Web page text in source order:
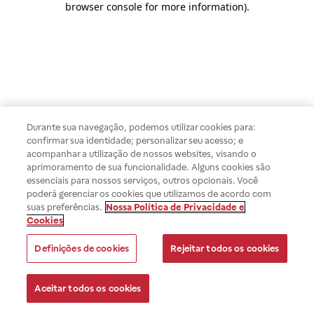
browser console for more information).
Durante sua navegação, podemos utilizar cookies para:
confirmar sua identidade; personalizar seu acesso; e
acompanhar a utilização de nossos websites, visando o
aprimoramento de sua funcionalidade. Alguns cookies são
essenciais para nossos serviços, outros opcionais. Você
poderá gerenciar os cookies que utilizamos de acordo com
suas preferências. Nossa Política de Privacidade e
Cookies
Definições de cookies Rejeitar todos os cookies
Aceitar todos os cookies